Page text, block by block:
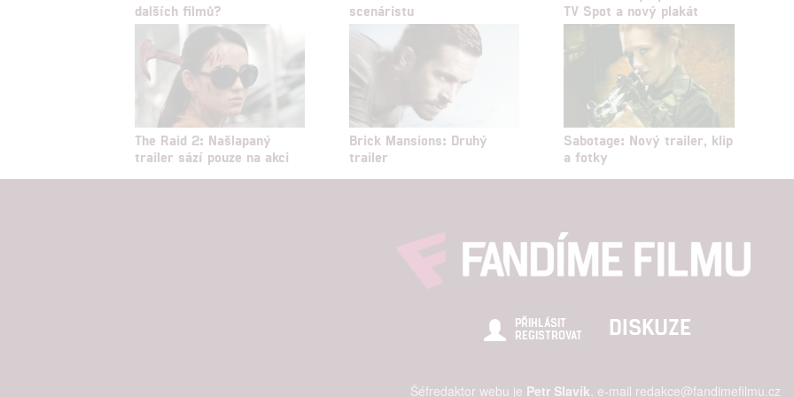
dalších filmů?
scenáristu
TV Spot a nový plakát
The Raid 2: Našlapaný
trailer sází pouze na akci
Brick Mansions: Druhý
trailer
Sabotage: Nový trailer, klip
a fotky
PŘIHLÁSIT
REGISTROVAT
DISKUZE
Šéfredaktor webu je Petr Slavík, e-mail redakce@fandimefilmu.cz
Poskytování a zobrazování reklamy a obsahu